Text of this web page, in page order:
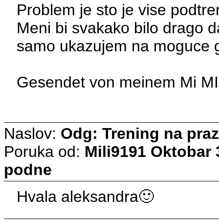
Problem je sto je vise
Meni bi svakako bilo drago
samo ukazujem na moguce
Gesendet von meinem Mi
Naslov: Odg: Trening na
Poruka od: Mili9191 Oktobar
podne
Hvala aleksandra🙂